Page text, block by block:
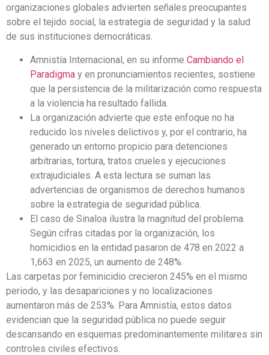
organizaciones globales advierten señales preocupantes
sobre el tejido social, la estrategia de seguridad y la salud
de sus instituciones democráticas.
Amnistía Internacional, en su informe Cambiando el
Paradigma y en pronunciamientos recientes, sostiene
que la persistencia de la militarización como respuesta
a la violencia ha resultado fallida.
La organización advierte que este enfoque no ha
reducido los niveles delictivos y, por el contrario, ha
generado un entorno propicio para detenciones
arbitrarias, tortura, tratos crueles y ejecuciones
extrajudiciales. A esta lectura se suman las
advertencias de organismos de derechos humanos
sobre la estrategia de seguridad pública.
El caso de Sinaloa ilustra la magnitud del problema.
Según cifras citadas por la organización, los
homicidios en la entidad pasaron de 478 en 2022 a
1,663 en 2025, un aumento de 248%.
Las carpetas por feminicidio crecieron 245% en el mismo
periodo, y las desapariciones y no localizaciones
aumentaron más de 253%. Para Amnistía, estos datos
evidencian que la seguridad pública no puede seguir
descansando en esquemas predominantemente militares sin
controles civiles efectivos.